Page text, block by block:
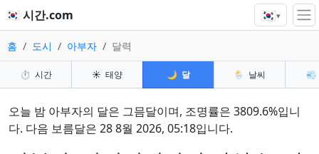
🇰🇷 시간.com 🇰🇷▾
홈 도시 아부자 달력
⏱️ 시간 ☀️ 태양 🌙 달 🌦️ 날씨 💨
오늘 밤 아부자의 달은 그믐달이며, 조명률은 3809.6%입니
다. 다음 보름달은 28 8월 2026, 05:18입니다.